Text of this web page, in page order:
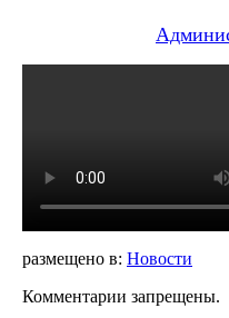
размещено в: Новости
Комментарии запрещены.